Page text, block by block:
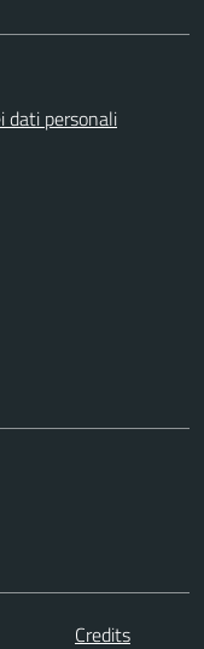
dati personali
Credits